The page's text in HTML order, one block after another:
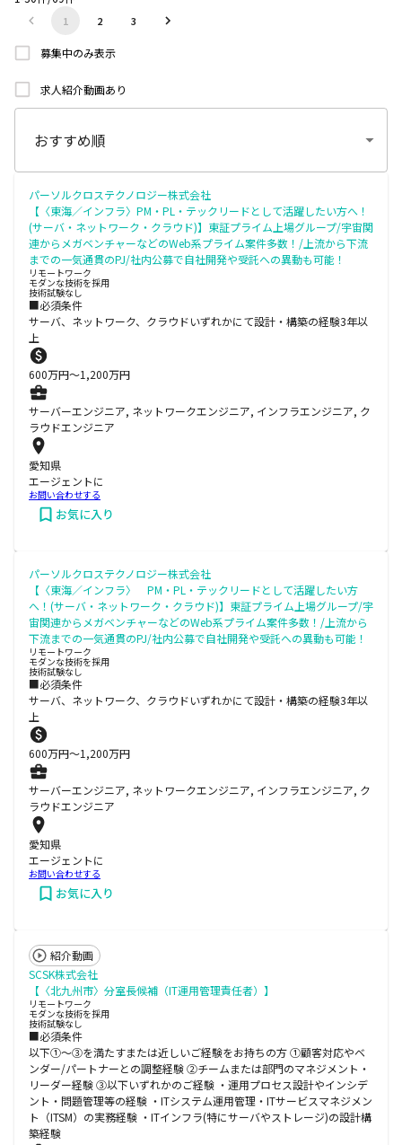
1 2 3
募集中のみ表示
求人紹介動画あり
パーソルクロステクノロジー株式会社
【〈東海／インフラ〉PM・PL・テックリードとして活躍したい方へ！
(サーバ・ネットワーク・クラウド)】東証プライム上場グループ/宇宙関
連からメガベンチャーなどのWeb系プライム案件多数！/上流から下流
までの一気通貫のPJ/社内公募で自社開発や受託への異動も可能！
リモートワーク
モダンな技術を採用
技術試験なし
■必須条件
サーバ、ネットワーク、クラウドいずれかにて設計・構築の経験3年以
上
600万円〜1,200万円
サーバーエンジニア, ネットワークエンジニア, インフラエンジニア, ク
ラウドエンジニア
愛知県
エージェントに
お問い合わせする
お気に入り
パーソルクロステクノロジー株式会社
【〈東海／インフラ〉 PM・PL・テックリードとして活躍したい方
へ！(サーバ・ネットワーク・クラウド)】東証プライム上場グループ/宇
宙関連からメガベンチャーなどのWeb系プライム案件多数！/上流から
下流までの一気通貫のPJ/社内公募で自社開発や受託への異動も可能！
リモートワーク
モダンな技術を採用
技術試験なし
■必須条件
サーバ、ネットワーク、クラウドいずれかにて設計・構築の経験3年以
上
600万円〜1,200万円
サーバーエンジニア, ネットワークエンジニア, インフラエンジニア, ク
ラウドエンジニア
愛知県
エージェントに
お問い合わせする
お気に入り
紹介動画
SCSK株式会社
【〈北九州市〉分室長候補（IT運用管理責任者）】
リモートワーク
モダンな技術を採用
技術試験なし
■必須条件
以下①～③を満たすまたは近しいご経験をお持ちの方 ①顧客対応やベ
ンダー/パートナーとの調整経験 ②チームまたは部門のマネジメント・
リーダー経験 ③以下いずれかのご経験 ・運用プロセス設計やインシデ
ント・問題管理等の経験 ・ITシステム運用管理・ITサービスマネジメン
ト（ITSM）の実務経験 ・ITインフラ(特にサーバやストレージ)の設計構
築経験